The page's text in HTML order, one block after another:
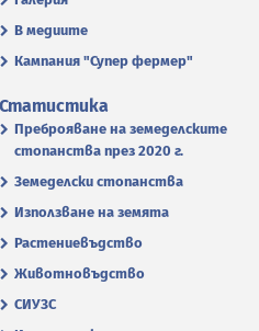
В медиите
Кампания "Супер фермер"
Статистика
Преброяване на земеделските
стопанства през 2020 г.
Земеделски стопанства
Използване на земята
Растениевъдство
Животновъдство
СИУЗС